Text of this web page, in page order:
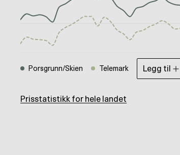
Porsgrunn/Skien Telemark Legg til
Prisstatistikk for hele landet